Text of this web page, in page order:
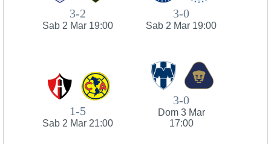
3-2
Sab 2 Mar 19:00
3-0
Sab 2 Mar 19:00
1-5
Sab 2 Mar 21:00
3-0
Dom 3 Mar
17:00